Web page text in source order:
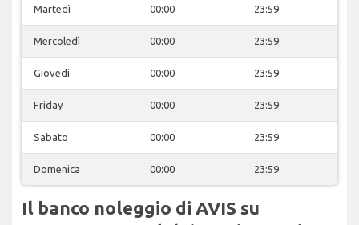
Martedì 00:00 23:59
Mercoledì 00:00 23:59
Giovedi 00:00 23:59
Friday 00:00 23:59
Sabato 00:00 23:59
Domenica 00:00 23:59
Il banco noleggio di AVIS su